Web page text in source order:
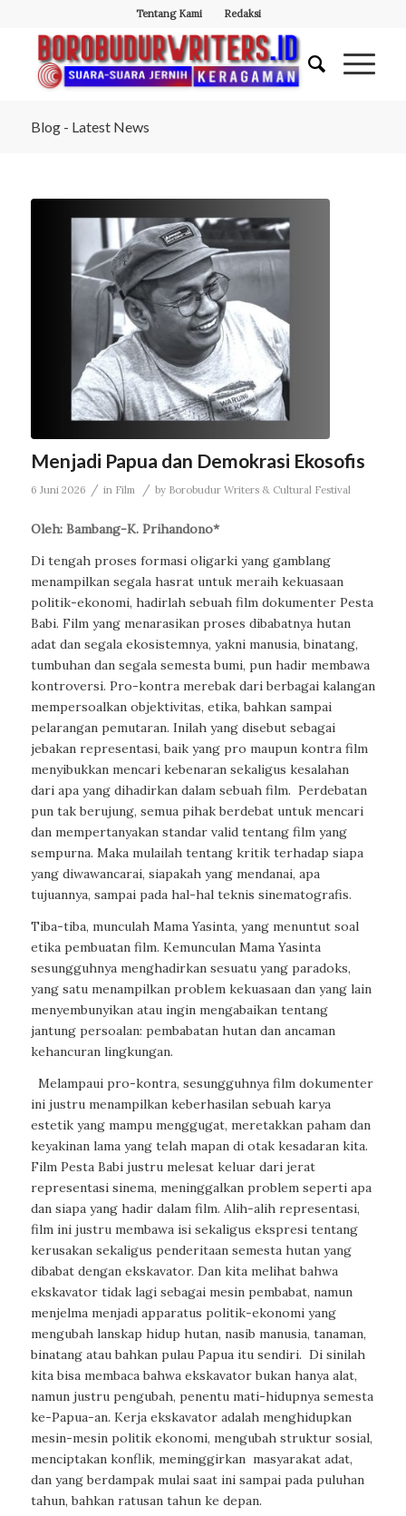
Tentang Kami Redaksi
Blog - Latest News
Menjadi Papua dan Demokrasi Ekosofis
6 Juni 2026 / in Film / by Borobudur Writers & Cultural Festival
Oleh: Bambang-K. Prihandono*
Di tengah proses formasi oligarki yang gamblang
menampilkan segala hasrat untuk meraih kekuasaan
politik-ekonomi, hadirlah sebuah film dokumenter Pesta
Babi. Film yang menarasikan proses dibabatnya hutan
adat dan segala ekosistemnya, yakni manusia, binatang,
tumbuhan dan segala semesta bumi, pun hadir membawa
kontroversi. Pro-kontra merebak dari berbagai kalangan
mempersoalkan objektivitas, etika, bahkan sampai
pelarangan pemutaran. Inilah yang disebut sebagai
jebakan representasi, baik yang pro maupun kontra film
menyibukkan mencari kebenaran sekaligus kesalahan
dari apa yang dihadirkan dalam sebuah film. Perdebatan
pun tak berujung, semua pihak berdebat untuk mencari
dan mempertanyakan standar valid tentang film yang
sempurna. Maka mulailah tentang kritik terhadap siapa
yang diwawancarai, siapakah yang mendanai, apa
tujuannya, sampai pada hal-hal teknis sinematografis.
Tiba-tiba, munculah Mama Yasinta, yang menuntut soal
etika pembuatan film. Kemunculan Mama Yasinta
sesungguhnya menghadirkan sesuatu yang paradoks,
yang satu menampilkan problem kekuasaan dan yang lain
menyembunyikan atau ingin mengabaikan tentang
jantung persoalan: pembabatan hutan dan ancaman
kehancuran lingkungan.
Melampaui pro-kontra, sesungguhnya film dokumenter
ini justru menampilkan keberhasilan sebuah karya
estetik yang mampu menggugat, meretakkan paham dan
keyakinan lama yang telah mapan di otak kesadaran kita.
Film Pesta Babi justru melesat keluar dari jerat
representasi sinema, meninggalkan problem seperti apa
dan siapa yang hadir dalam film. Alih-alih representasi,
film ini justru membawa isi sekaligus ekspresi tentang
kerusakan sekaligus penderitaan semesta hutan yang
dibabat dengan ekskavator. Dan kita melihat bahwa
ekskavator tidak lagi sebagai mesin pembabat, namun
menjelma menjadi apparatus politik-ekonomi yang
mengubah lanskap hidup hutan, nasib manusia, tanaman,
binatang atau bahkan pulau Papua itu sendiri. Di sinilah
kita bisa membaca bahwa ekskavator bukan hanya alat,
namun justru pengubah, penentu mati-hidupnya semesta
ke-Papua-an. Kerja ekskavator adalah menghidupkan
mesin-mesin politik ekonomi, mengubah struktur sosial,
menciptakan konflik, meminggirkan masyarakat adat,
dan yang berdampak mulai saat ini sampai pada puluhan
tahun, bahkan ratusan tahun ke depan.